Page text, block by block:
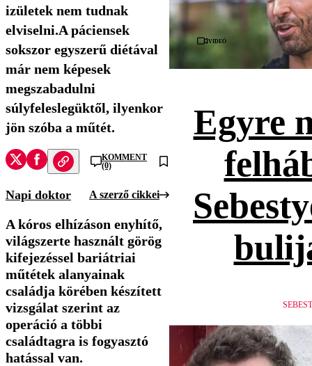
izületek nem tudnak
elviselni.A páciensek
sokszor egyszerű diétával
már nem képesek
megszabadulni
súlyfeleslegüktől, ilyenkor
jön szóba a műtét.
KOMMENT
(0)
Napi doktor A szerző cikkei
A kóros elhízáson enyhítő,
világszerte használt görög
kifejezéssel bariátriai
műtétek alanyainak
családja körében készített
vizsgálat szerint az
operáció a többi
családtagra is fogyasztó
hatással van.
Videó
Egyre